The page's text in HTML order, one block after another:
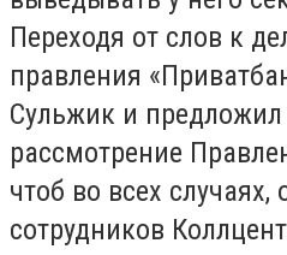
Переходя от слов к
правления
Сульжик и
рассмотрение
чтоб во всех случаях,
сотрудников